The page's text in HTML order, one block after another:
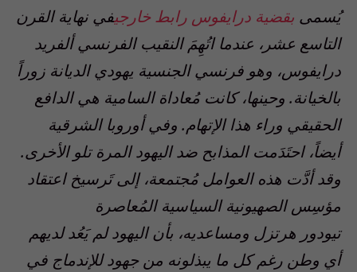
يُسمى بقضية درايفوس رابط خارجيفي نهاية القرن
التاسع عشر، عندما اتُهِمَ النقيب الفرنسي ألفريد
درايفوس، وهو فرنسي الجنسية يهودي الديانة زوراً
بالخيانة. وحينها، كانت مُعاداة السامية هي الدافع
الحقيقي وراء هذا الإتهام. وفي أوروبا الشرقية
أيضاً، احتَدَمت المذابح ضد اليهود المرة تلو الأخرى.
وقد أدَّت هذه العوامل مُجتمعة، إلى تَرسيخ اعتقاد
مؤسِس الصهيونية السياسية المُعاصرة
تيودور هرتزل ومساعديه، بأن اليهود لم يَعُد لديهم
أي وطن رغم كل ما يبذلونه من جهود للإندماج في